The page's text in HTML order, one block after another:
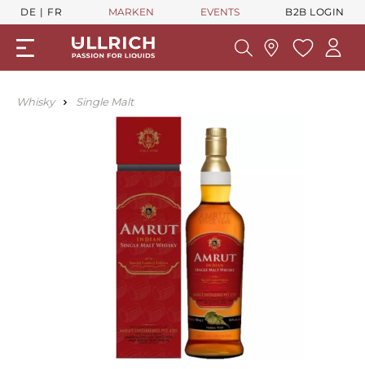
DE FR MARKEN EVENTS B2B LOGIN
Whisky Single Malt